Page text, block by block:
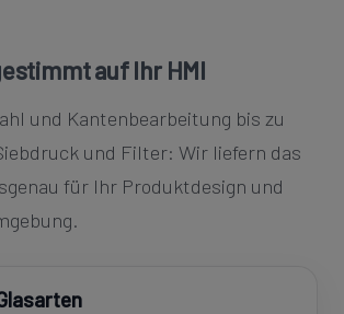
auf Ihr HMI
und Kantenbearbeitung bis zu
und Filter: Wir liefern das
für Ihr Produktdesign und